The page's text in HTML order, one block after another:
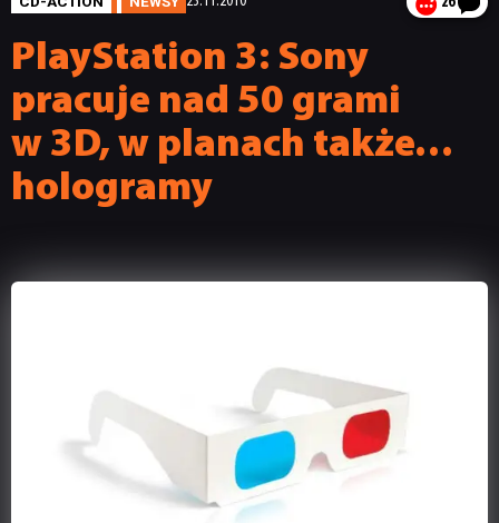
PlayStation 3: Sony
pracuje nad 50 grami
w 3D, w planach także…
hologramy